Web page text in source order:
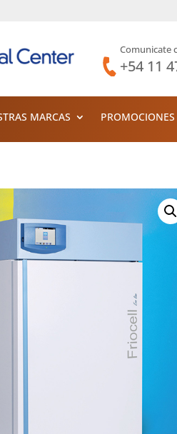
Comunicate
+54 11
MARCAS PROMOCIONES